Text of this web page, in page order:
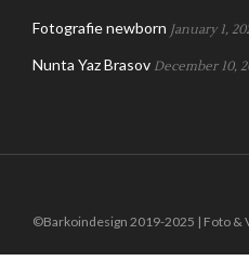
Fotografie newborn January 1,
Nunta Yaz Brasov December 10,
©Barkoindesign 2019-2025 | Foto &